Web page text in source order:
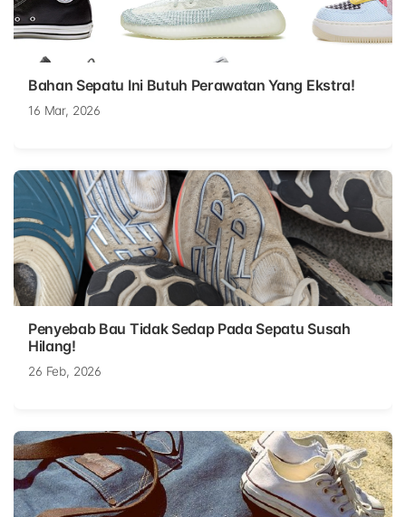
Bahan Sepatu Ini Butuh Perawatan Yang Ekstra!
16 Mar, 2026
Penyebab Bau Tidak Sedap Pada Sepatu Susah
Hilang!
26 Feb, 2026